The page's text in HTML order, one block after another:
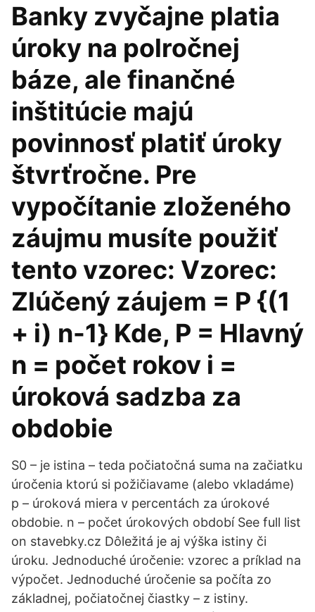
Banky zvyčajne platia
úroky na polročnej
báze, ale finančné
inštitúcie majú
povinnosť platiť úroky
štvrťročne. Pre
vypočítanie zloženého
záujmu musíte použiť
tento vzorec: Vzorec:
Zlúčený záujem = P {(1
+ i) n-1} Kde, P = Hlavný
n = počet rokov i =
úroková sadzba za
obdobie
S0 – je istina – teda počiatočná suma na začiatku
úročenia ktorú si požičiavame (alebo vkladáme)
p – úroková miera v percentách za úrokové
obdobie. n – počet úrokových období See full list
on stavebky.cz Dôležitá je aj výška istiny či
úroku. Jednoduché úročenie: vzorec a príklad na
výpočet. Jednoduché úročenie sa počíta zo
základnej, počiatočnej čiastky – z istiny.